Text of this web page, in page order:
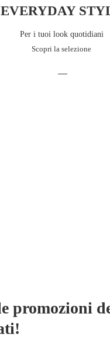
EVERYDAY
Per i tuoi look quotidiani
Scopri la selezione
promozioni